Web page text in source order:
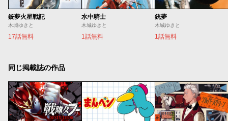
銃夢火星戦記
木城ゆきと
17話無料
水中騎士
木城ゆきと
1話無料
銃夢
木城ゆきと
1話無料
同じ掲載誌の作品